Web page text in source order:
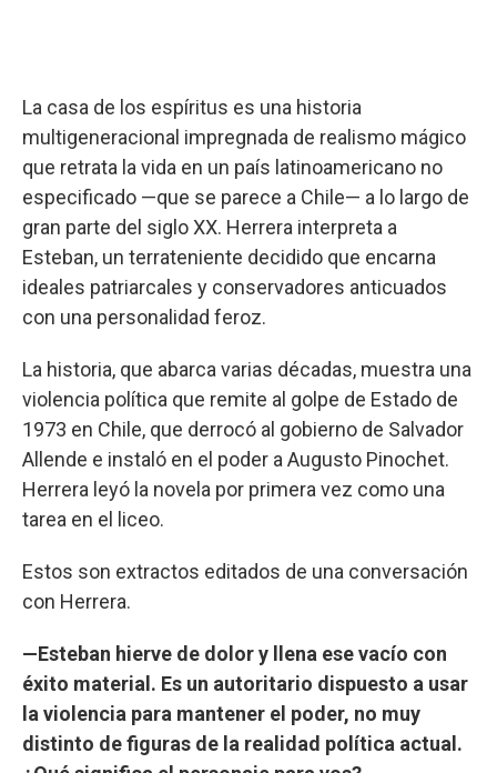
La casa de los espíritus es una historia
multigeneracional impregnada de realismo mágico
que retrata la vida en un país latinoamericano no
especificado —que se parece a Chile— a lo largo de
gran parte del siglo XX. Herrera interpreta a
Esteban, un terrateniente decidido que encarna
ideales patriarcales y conservadores anticuados
con una personalidad feroz.
La historia, que abarca varias décadas, muestra una
violencia política que remite al golpe de Estado de
1973 en Chile, que derrocó al gobierno de Salvador
Allende e instaló en el poder a Augusto Pinochet.
Herrera leyó la novela por primera vez como una
tarea en el liceo.
Estos son extractos editados de una conversación
con Herrera.
—Esteban hierve de dolor y llena ese vacío con
éxito material. Es un autoritario dispuesto a usar
la violencia para mantener el poder, no muy
distinto de figuras de la realidad política actual.